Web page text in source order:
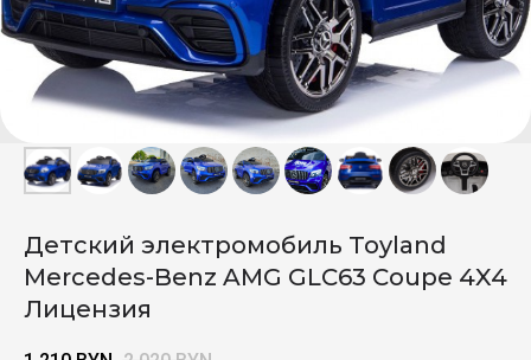
Детский электромобиль Toyland
Mercedes-Benz AMG GLC63 Coupe 4X4
Лицензия